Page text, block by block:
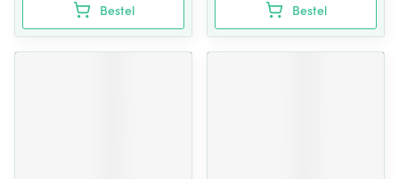
Bestel Bestel